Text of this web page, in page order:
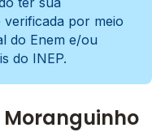
verificada por meio
do Enem e/ou
do INEP.
Moranguinho